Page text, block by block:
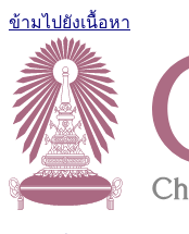
ข้ามไปยังเนื้อหา